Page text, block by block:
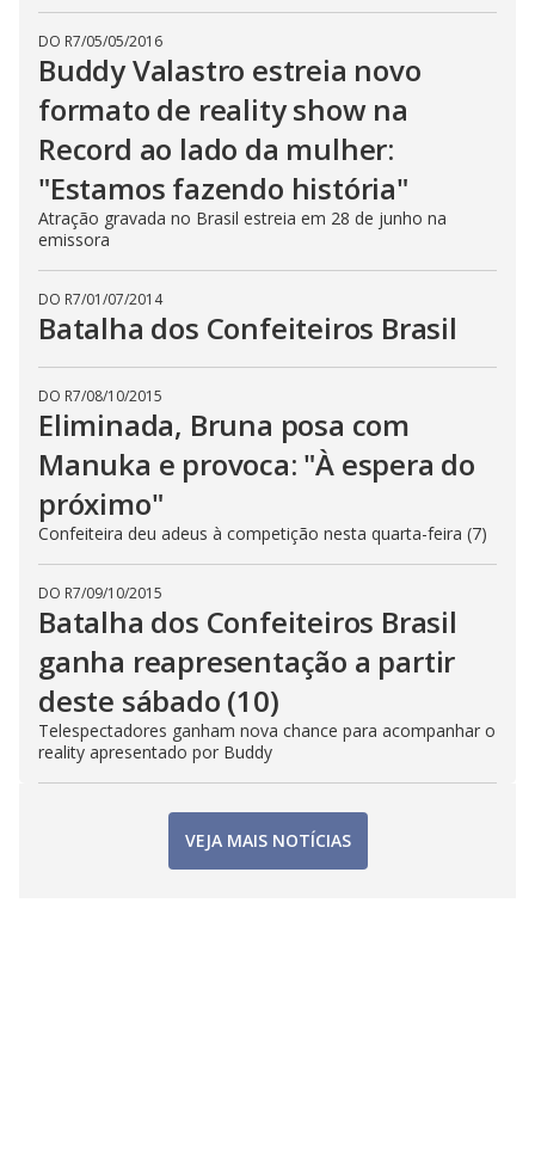
DO R7/05/05/2016
Buddy Valastro estreia novo
formato de reality show na
Record ao lado da mulher:
"Estamos fazendo história"
Atração gravada no Brasil estreia em 28 de junho na
emissora
DO R7/01/07/2014
Batalha dos Confeiteiros Brasil
DO R7/08/10/2015
Eliminada, Bruna posa com
Manuka e provoca: "À espera do
próximo"
Confeiteira deu adeus à competição nesta quarta-feira (7)
DO R7/09/10/2015
Batalha dos Confeiteiros Brasil
ganha reapresentação a partir
deste sábado (10)
Telespectadores ganham nova chance para acompanhar o
reality apresentado por Buddy
VEJA MAIS NOTÍCIAS